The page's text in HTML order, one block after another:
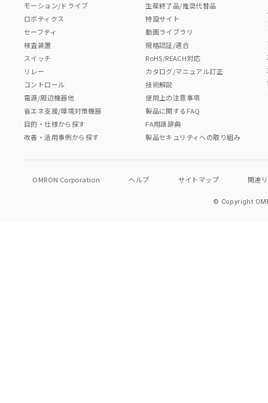
モーション/ドライブ
ロボティクス
セーフティ
検査装置
スイッチ
リレー
コントロール
電源/周辺機器他
省エネ支援/環境対策機器
目的・仕様から探す
改善・活用事例から探す
生産終了品/推奨代替品
特設サイト
動画ライブラリ
規格認証/適合
RoHS/REACH対応
カタログ/マニュアル訂正
技術解説
使用上の注意事項
製品に関するFAQ
FA用語辞典
製品セキュリティへの取り組み
OMRON Corporation ヘルプ サイトマップ 関連
© Copyright